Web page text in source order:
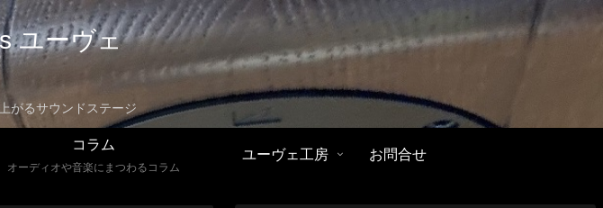
ユーヴェ
がるサウンドステージ
コラム
オーディオや音楽にまつわるコラム
ユーヴェ工房 お問合せ